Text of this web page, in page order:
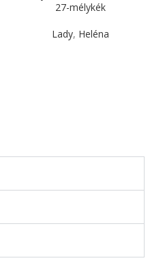
27-mélykék
Lady, Heléna